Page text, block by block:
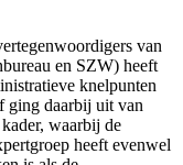
van
en SZW) heeft
knelpunten
ging daarbij uit van
waarbij de
heeft evenwel